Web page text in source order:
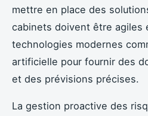
mettre en place des
cabinets doivent être agiles
technologies modernes
artificielle pour fournir des
et des prévisions précises.
La gestion proactive des